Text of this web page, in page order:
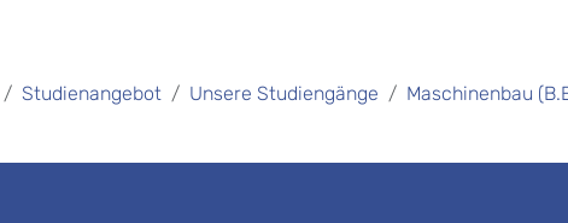
Studienangebot Unsere Studiengänge
Maschinenbau